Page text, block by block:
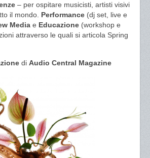
– per ospitare musicisti, artisti visivi
il mondo. Performance (dj set, live e
Media e Educazione (workshop e
attraverso le quali si articola Spring
di Audio Central Magazine